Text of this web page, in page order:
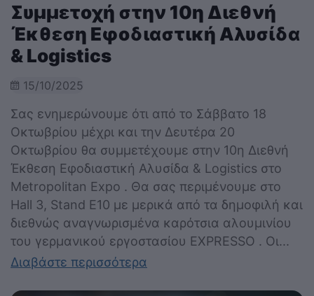
Συμμετοχή στην 10η Διεθνή
Έκθεση Εφοδιαστική Αλυσίδα
& Logistics
15/10/2025
Σας ενημερώνουμε ότι από το Σάββατο 18
Οκτωβρίου μέχρι και την Δευτέρα 20
Οκτωβρίου θα συμμετέχουμε στην 10η Διεθνή
Έκθεση Εφοδιαστική Αλυσίδα & Logistics στο
Metropolitan Expo . Θα σας περιμένουμε στο
Hall 3, Stand Ε10 με μερικά από τα δημοφιλή και
διεθνώς αναγνωρισμένα καρότσια αλουμινίου
του γερμανικού εργοστασίου EXPRESSO . Οι...
Διαβάστε περισσότερα